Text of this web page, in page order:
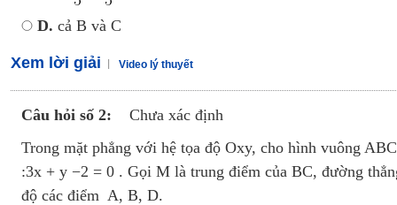
D. cả B và C
Xem lời giải Video lý thuyết
Câu hỏi số 2:
Chưa xác định
Trong mặt phẳng với hệ tọa độ Oxy, cho hình vuông
:3x + y −2 = 0 . Gọi M là trung điểm của BC, đường
độ các điểm A, B, D.